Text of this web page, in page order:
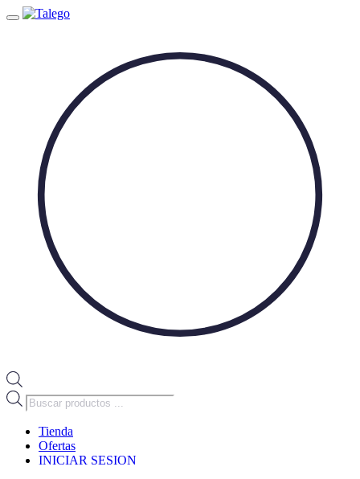
Búsqueda
de
productos
Tienda
Ofertas
INICIAR SESION